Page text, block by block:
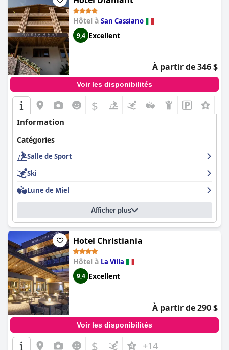
Hôtel à San Cassiano
9,4 Excellent
À partir de 346 $
Voir les disponibilités
$
Information
Catégories
Salle de Sport
Ski
Lune de Miel
Afficher plus
Hotel Christiania
Hôtel à La Villa
9,4 Excellent
À partir de 290 $
Voir les disponibilités
$ +14